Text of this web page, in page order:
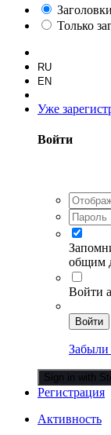
Только
RU
EN
Уже
Войти
общим
Войти
Войти
Забыли
Sign in with
Регистрация
Активность